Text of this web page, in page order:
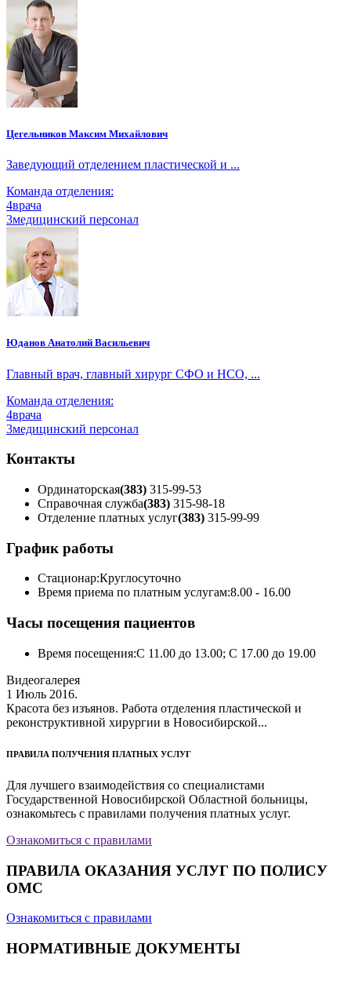
Цегельников Максим Михайлович
Заведующий отделением пластической и ...
Команда отделения:
4врача
3медицинский персонал
Юданов Анатолий Васильевич
Главный врач, главный хирург СФО и НСО, ...
Команда отделения:
4врача
3медицинский персонал
Контакты
Ординаторская(383) 315-99-53
Справочная служба(383) 315-98-18
Отделение платных услуг(383) 315-99-99
График работы
Стационар:Круглосуточно
Время приема по платным услугам:8.00 - 16.00
Часы посещения пациентов
Время посещения:С 11.00 до 13.00; С 17.00 до 19.00
Видеогалерея
1 Июль 2016.
Красота без изъянов. Работа отделения пластической и
реконструктивной хирургии в Новосибирской...
ПРАВИЛА ПОЛУЧЕНИЯ ПЛАТНЫХ УСЛУГ
Для лучшего взаимодействия со специалистами
Государственной Новосибирской Областной больницы,
ознакомьтесь с правилами получения платных услуг.
Ознакомиться с правилами
ПРАВИЛА ОКАЗАНИЯ УСЛУГ ПО ПОЛИСУ
ОМС
Ознакомиться с правилами
НОРМАТИВНЫЕ ДОКУМЕНТЫ